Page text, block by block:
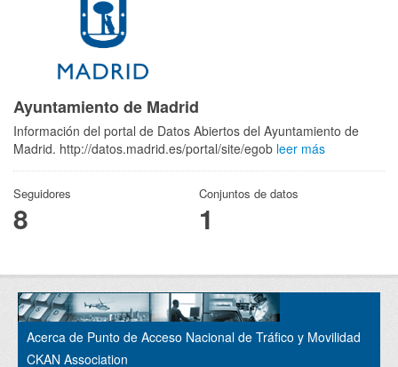
Ayuntamiento de Madrid
Información del portal de Datos Abiertos del Ayuntamiento de
Madrid. http://datos.madrid.es/portal/site/egob leer más
Seguidores
8
Conjuntos de datos
1
Acerca de Punto de Acceso Nacional de Tráfico y Movilidad
CKAN Association